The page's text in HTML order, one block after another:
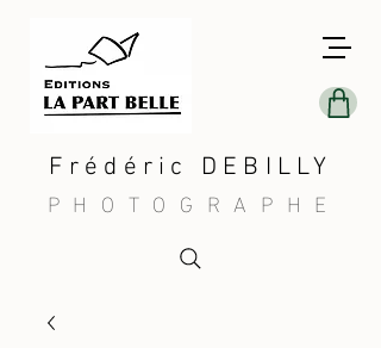
Frédéric DEBILLY
PHOTOGRAPHE